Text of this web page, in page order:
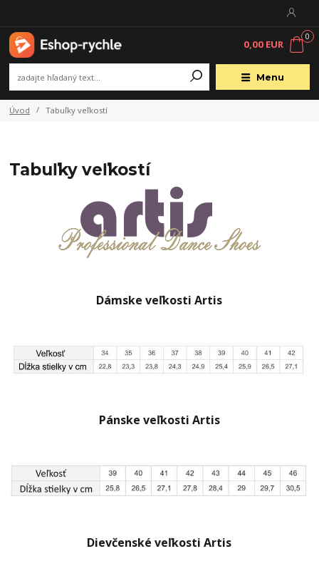
Menu
0
0,00 EUR
Úvod Tabuľky veľkostí
Tabuľky veľkostí
Dámske veľkosti Artis
Pánske veľkosti Artis
Dievčenské veľkosti Artis